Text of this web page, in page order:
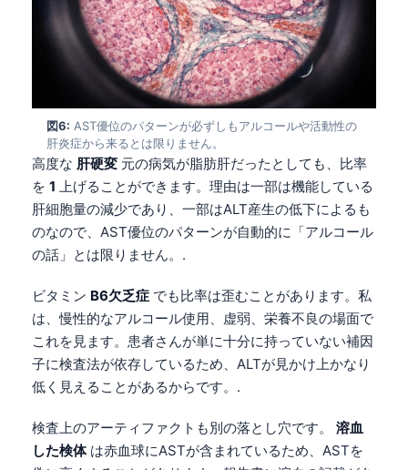
図6: AST優位のパターンが必ずしもアルコールや活動性の
肝炎症から来るとは限りません。
高度な 肝硬変 元の病気が脂肪肝だったとしても、比率
を 1 上げることができます。理由は一部は機能している
肝細胞量の減少であり、一部はALT産生の低下によるも
のなので、AST優位のパターンが自動的に「アルコール
の話」とは限りません。.
ビタミン B6欠乏症 でも比率は歪むことがあります。私
は、慢性的なアルコール使用、虚弱、栄養不良の場面で
これを見ます。患者さんが単に十分に持っていない補因
子に検査法が依存しているため、ALTが見かけ上かなり
低く見えることがあるからです。.
検査上のアーティファクトも別の落とし穴です。 溶血
した検体は赤血球にASTが含まれているため、ASTを
Euskara
Gàidhlig
العربية المغربية
Afrikaans
Монгол
ພາສາລາວ
Basa Jawa
Cebuano
ئۇيغۇرچە
Кыргызча
Татар теле
Беларуская мова
Esperanto
Frysk
Ślōnskŏ gŏdka